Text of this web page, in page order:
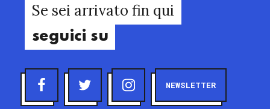
Se sei arrivato fin qui
seguici su
NEWSLETTER